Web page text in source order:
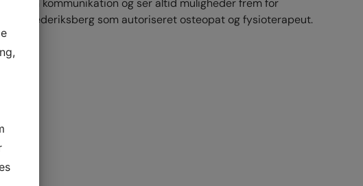
i min kommunikation og ser altid muligheder frem for
Frederiksberg som autoriseret osteopat og fysioterapeut.